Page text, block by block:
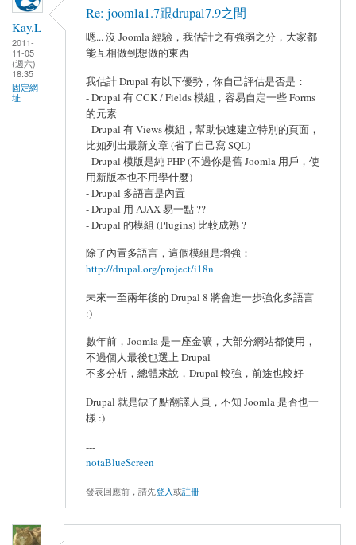
Kay.L
2011-
11-05
(週六)
18:35
固定網
址
Re: joomla1.7跟drupal7.9之間
嗯... 沒 Joomla 經驗，我估計之有強弱之分，大家都
能互相做到想做的東西
我估計 Drupal 有以下優勢，你自己評估是否是：
- Drupal 有 CCK / Fields 模組，容易自定一些 Forms
的元素
- Drupal 有 Views 模組，幫助快速建立特別的頁面，
比如列出最新文章 (省了自己寫 SQL)
- Drupal 模版是純 PHP (不過你是舊 Joomla 用戶，使
用新版本也不用學什麼)
- Drupal 多語言是內置
- Drupal 用 AJAX 易一點 ??
- Drupal 的模組 (Plugins) 比較成熟 ?
除了內置多語言，這個模組是增強：
http://drupal.org/project/i18n
未來一至兩年後的 Drupal 8 將會進一步強化多語言
:)
數年前，Joomla 是一座金礦，大部分網站都使用，
不過個人最後也選上 Drupal
不多分析，總體來說，Drupal 較強，前途也較好
Drupal 就是缺了點翻譯人員，不知 Joomla 是否也一
樣 :)
---
notaBlueScreen
發表回應前，請先登入或註冊